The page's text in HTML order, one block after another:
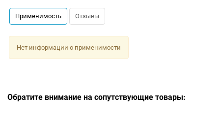
Применимость Отзывы
Нет информации о применимости
Обратите внимание на сопутствующие товары: